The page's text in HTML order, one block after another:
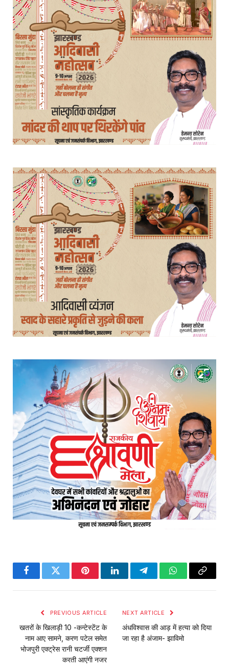
FacebookTwitter PinterestLinkedInTelegramWhatsApp
Copy
PREVIOUS ARTICLE
खतरों के खिलाड़ी 10 -कन्टेस्टेंट के
नाम आए सामने, करण पटेल समेत
भोजपुरी एक्ट्रेस रानी चटर्जी एक्शन
करती आएंगी नजर
NEXT ARTICLE
अंधविश्वास की आड़ में हत्या को दिया
जा रहा है अंजाम- झाविमो